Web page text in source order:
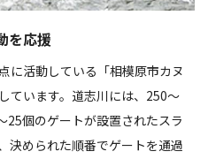
を応援
に活動している「相模原市カヌ
ています。道志川には、250～
25個のゲートが設置されたスラ
決められた順番でゲートを通過